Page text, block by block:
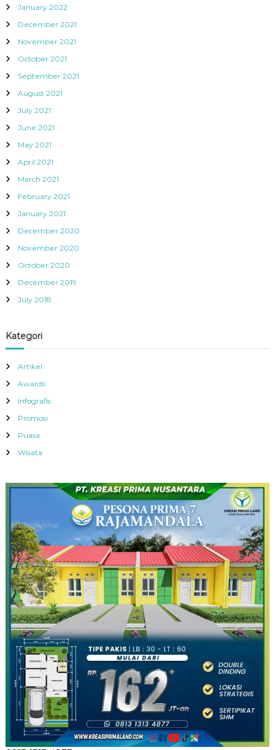
January 2022
December 2021
November 2021
October 2021
September 2021
August 2021
July 2021
June 2021
May 2021
April 2021
March 2021
February 2021
January 2021
December 2020
November 2020
October 2020
December 2019
July 2018
Kategori
Artikel
Awards
Infografis
Promosi
Puasa
Wisata